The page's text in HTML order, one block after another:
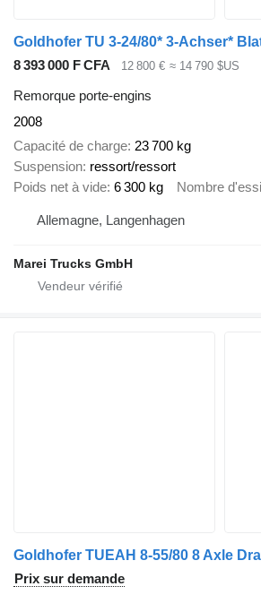
Goldhofer TU 3-24/80* 3-Achser*
8 393 000 F CFA
12 800 € ≈ 14 790 $US
Remorque porte-engins
2008
Capacité de charge 23 700 kg
Suspension ressort/ressort
Poids net à vide 6 300 kg Nombre
Allemagne, Langenhagen
Marei Trucks GmbH
Goldhofer TUEAH 8-55/80 8 Axle
Prix sur demande